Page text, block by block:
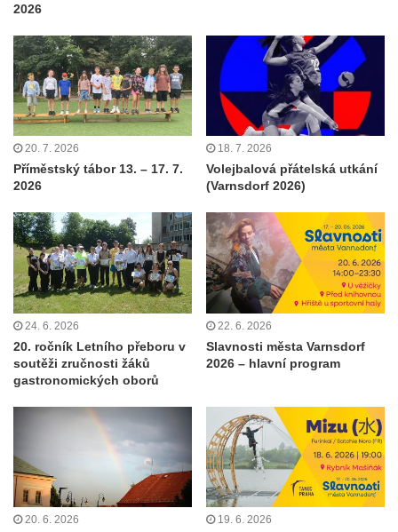
2026
20. 7. 2026
Příměstský tábor 13. – 17. 7.
2026
18. 7. 2026
Volejbalová přátelská utkání
(Varnsdorf 2026)
24. 6. 2026
20. ročník Letního přeboru v
soutěži zručnosti žáků
gastronomických oborů
22. 6. 2026
Slavnosti města Varnsdorf
2026 – hlavní program
20. 6. 2026 19. 6. 2026